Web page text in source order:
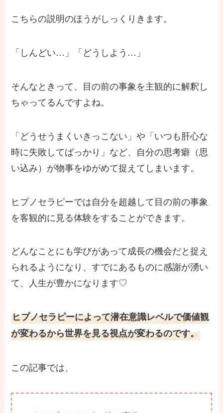
こちらの説明のほうがしっくりきます。
「しんどい…」「どうしよう…」
そんなときって、目の前の事象を主観的に解釈し
ちゃってるんですよね。
「どうせうまくいきっこない」や「いつも肝心な
時に失敗してばっかり」など、自分の思考癖（思
い込み）が物事をゆがめて捉えてしまいます。
ヒプノセラピーでは自分を超越して目の前の事象
を客観的に見る体験をすることができます。
どんなことにも学びがあって成長の機会だと捉え
られるようになり、すでにあるものに感謝が湧い
て、人生が豊かになります♡
ヒプノセラピーによって潜在意識レベルで価値観
が変わるから世界を見る視点が変わるのです。
この記事では、